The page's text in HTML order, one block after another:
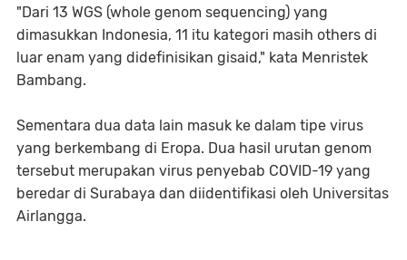
"Dari 13 WGS (whole genom sequencing) yang
dimasukkan Indonesia, 11 itu kategori masih others di
luar enam yang didefinisikan gisaid," kata Menristek
Bambang.
Sementara dua data lain masuk ke dalam tipe virus
yang berkembang di Eropa. Dua hasil urutan genom
tersebut merupakan virus penyebab COVID-19 yang
beredar di Surabaya dan diidentifikasi oleh Universitas
Airlangga.